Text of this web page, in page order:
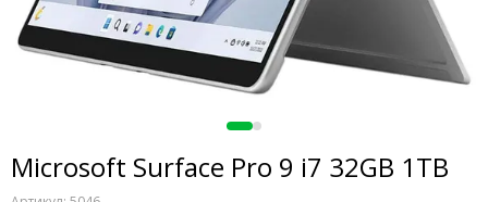
Microsoft Surface Pro 9 i7 32GB 1TB